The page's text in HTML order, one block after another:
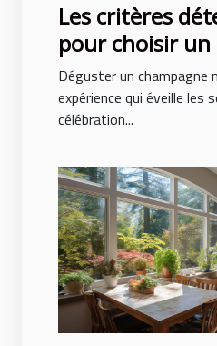
Les critères
pour choisir un
millésimé de
Déguster un champagne
expérience qui éveille les
célébration...